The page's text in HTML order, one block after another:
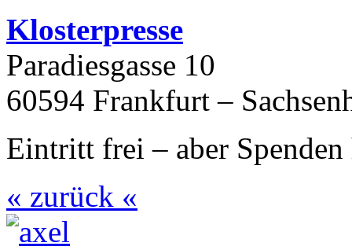
Klosterpresse
Paradiesgasse 10
60594 Frankfurt –
Eintritt frei – aber
« zurück «